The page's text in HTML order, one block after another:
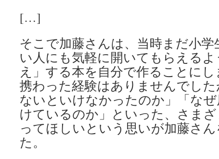
[…]
そこで加藤さんは、当時まだ小
い人にも気軽に開いてもらえる
え」する本を自分で作ることに
携わった経験はありませんでし
ないといけなかったのか」「な
けているのか」といった、さま
ってほしいという思いが加藤さ
た。